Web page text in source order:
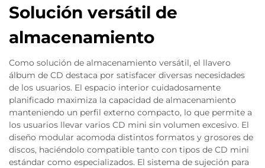
Solución versátil de
almacenamiento
Como solución de almacenamiento versátil, el llavero
álbum de CD destaca por satisfacer diversas necesidades
de los usuarios. El espacio interior cuidadosamente
planificado maximiza la capacidad de almacenamiento
manteniendo un perfil externo compacto, lo que permite a
los usuarios llevar varios CD mini sin volumen excesivo. El
diseño modular acomoda distintos formatos y grosores de
discos, haciéndolo compatible tanto con tipos de CD mini
estándar como especializados. El sistema de sujeción para